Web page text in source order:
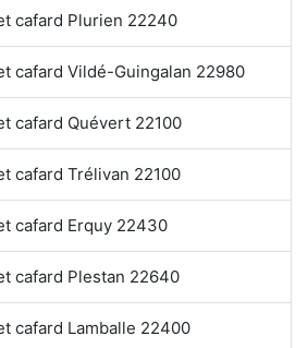
cafard Plurien 22240
cafard Vildé-Guingalan 22980
cafard Quévert 22100
cafard Trélivan 22100
cafard Erquy 22430
cafard Plestan 22640
cafard Lamballe 22400